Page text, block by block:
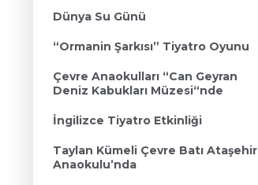
Dünya Su Günü
“Ormanin Şarkısı” Tiyatro Oyunu
Çevre Anaokulları “Can Geyran
Deniz Kabukları Müzesi“nde
İngilizce Tiyatro Etkinliği
Taylan Kümeli Çevre Batı Ataşehir
Anaokulu’nda